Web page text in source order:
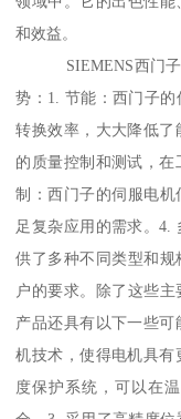
和效益。
SIEMENS西门子伺
势：1. 节能：西门子
转换效率，大大降低了
的质量控制和测试，
制：西门子的伺服电
足复杂应用的需求。4.
供了多种不同类型和
户的要求。除了这些
产品还具有以下一些
机技术，使得电机具有
度保护系统，可以在